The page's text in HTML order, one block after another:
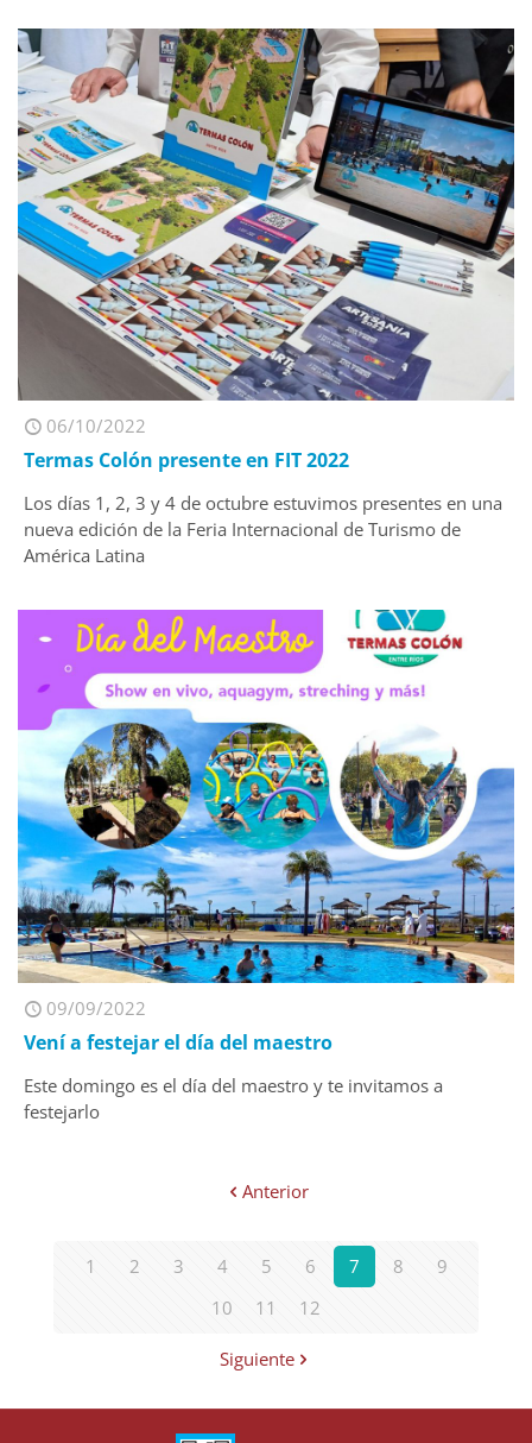
06/10/2022
Termas Colón presente en FIT 2022
Los días 1, 2, 3 y 4 de octubre estuvimos presentes en una
nueva edición de la Feria Internacional de Turismo de
América Latina
09/09/2022
Vení a festejar el día del maestro
Este domingo es el día del maestro y te invitamos a
festejarlo
Anterior
1 2 3 4 5 6 7 8
9
10
11 12
Siguiente